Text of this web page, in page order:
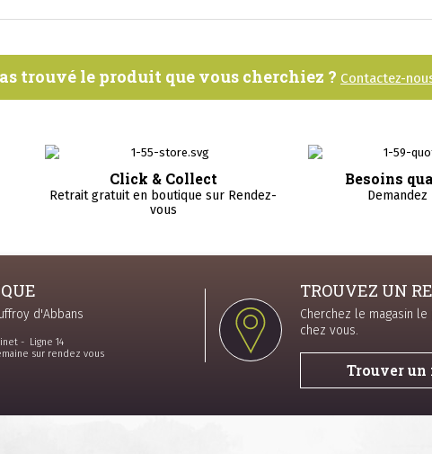
trouvé le produit que vous cherchiez ? Contactez-
Click & Collect
Retrait gratuit en boutique sur Rendez-
vous
Besoins
Demandez
d'Abbans
- Ligne 14
sur rendez vous
TROUVEZ UN
Cherchez le magasin
chez vous.
Trouver un